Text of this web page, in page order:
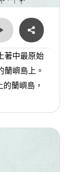
著中最原始
嶼島上。
蘭嶼島，